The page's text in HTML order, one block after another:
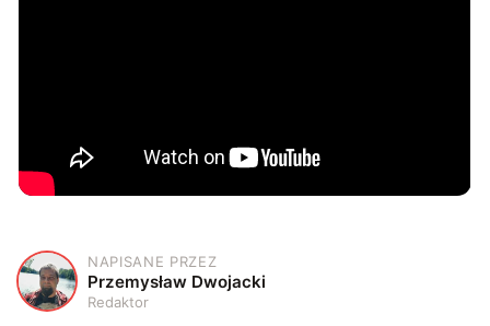
P
NAPISANE PRZEZ
Przemysław Dwojacki
Redaktor